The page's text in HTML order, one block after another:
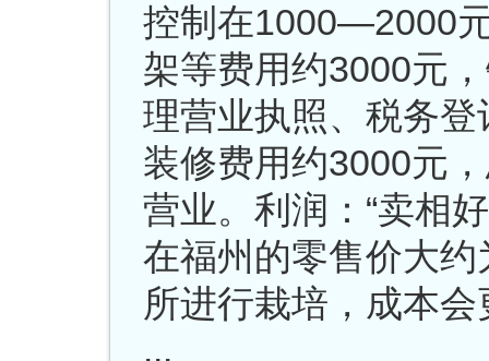
控制在1000—2000
架等费用约3000元
理营业执照、税务
装修费用约3000元
营业。利润：“卖相
在福州的零售价大
所进行栽培，成本
...